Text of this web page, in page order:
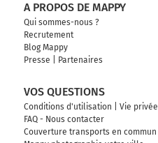
A PROPOS DE MAPPY
Qui sommes-nous ?
Recrutement
Blog Mappy
Presse
Partenaires
VOS QUESTIONS
Conditions d'utilisation Vie privée
FAQ - Nous contacter
Couverture transports en commun